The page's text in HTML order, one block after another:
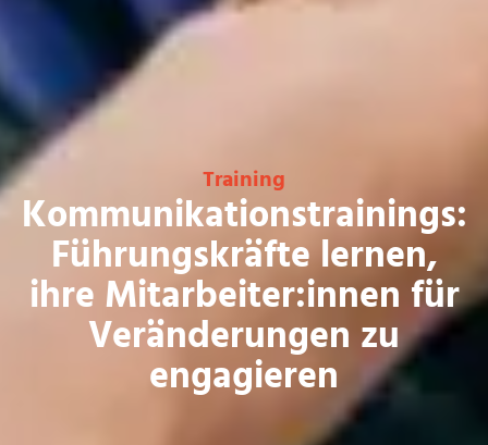
Training
Kommunikationstrainings:
Führungskräfte lernen,
ihre Mitarbeiter:innen für
Veränderungen zu
engagieren